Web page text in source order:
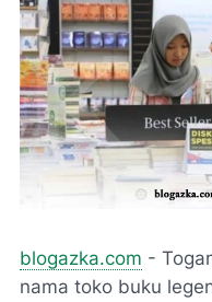
blogazka.com -
nama toko buku